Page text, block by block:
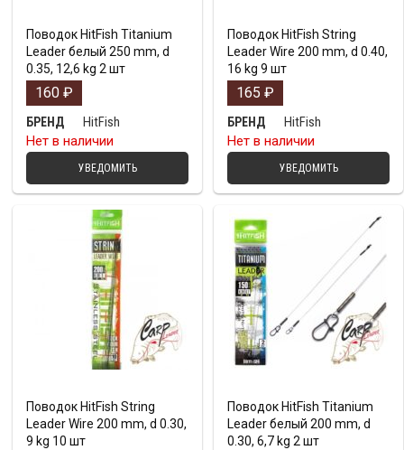
Поводок HitFish Titanium
Leader белый 250 mm, d
0.35, 12,6 kg 2 шт
160 ₽
БРЕНД
HitFish
Нет в наличии
УВЕДОМИТЬ
Поводок HitFish String
Leader Wire 200 mm, d 0.40,
16 kg 9 шт
165 ₽
БРЕНД
HitFish
Нет в наличии
УВЕДОМИТЬ
Поводок HitFish String
Leader Wire 200 mm, d 0.30,
9 kg 10 шт
Поводок HitFish Titanium
Leader белый 200 mm, d
0.30, 6,7 kg 2 шт